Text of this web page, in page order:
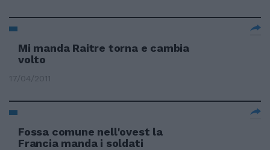
Mi manda Raitre torna e cambia
volto
17/04/2011
Fossa comune nell'ovest la
Francia manda i soldati